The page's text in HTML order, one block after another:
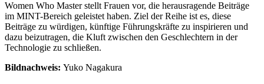
Women Who Master stellt Frauen vor, die herausragende Beiträge
im MINT-Bereich geleistet haben. Ziel der Reihe ist es, diese
Beiträge zu würdigen, künftige Führungskräfte zu inspirieren und
dazu beizutragen, die Kluft zwischen den Geschlechtern in der
Technologie zu schließen.
Bildnachweis: Yuko Nagakura